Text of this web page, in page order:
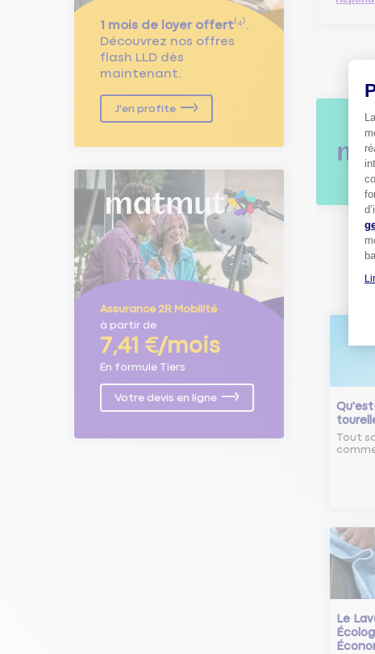
1 mois de loyer offert⁽⁴⁾.
Découvrez nos offres
flash LLD dès
maintenant.
J'en profite
Assurance 2R Mobilité
à partir de
7,41 €/mois
En formule Tiers
Votre devis en ligne
Tout
Le